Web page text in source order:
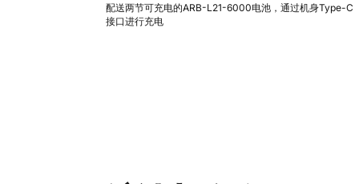
配送两节可充电的ARB-L21-6000电池，通过机身Type-C
接口进行充电